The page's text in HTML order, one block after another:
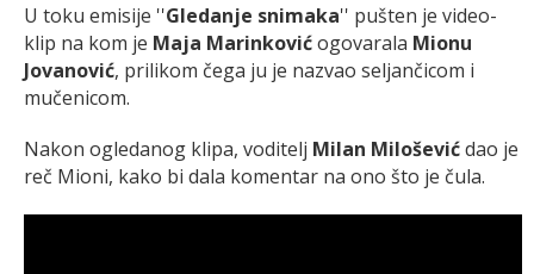
U toku emisije ''Gledanje snimaka'' pušten je video-
klip na kom je Maja Marinkovićogovarala Mionu
Jovanović, prilikom čega ju je nazvao seljančicom i
mučenicom.
Nakon ogledanog klipa, voditelj Milan Miloševićdao je
reč Mioni, kako bi dala komentar na ono što je čula.